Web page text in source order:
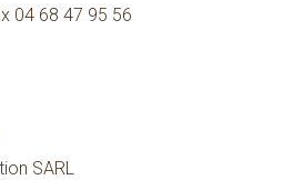
04 68 47 95 56
SARL